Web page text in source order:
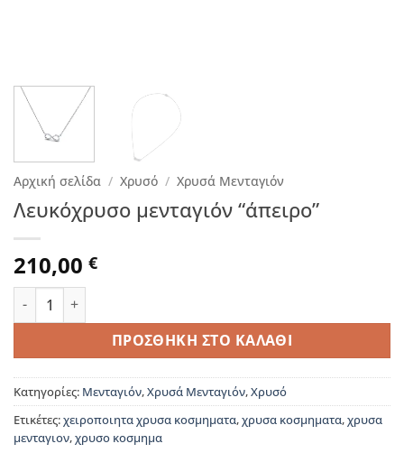
Αρχική σελίδα / Χρυσό / Χρυσά Μενταγιόν
Λευκόχρυσο μενταγιόν “άπειρο”
210,00 €
Λευκόχρυσο μενταγιόν "άπειρο" ποσότητα
ΠΡΟΣΘΉΚΗ ΣΤΟ ΚΑΛΆΘΙ
Κατηγορίες: Μενταγιόν,Χρυσά Μενταγιόν,Χρυσό
Ετικέτες:χειροποιητα χρυσα κοσμηματα,χρυσα κοσμηματα,χρυσα
μενταγιον,χρυσο κοσμημα